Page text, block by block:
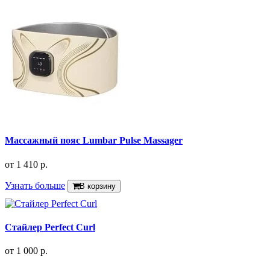
Массажный пояс Lumbar Pulse Massager
от 1 410 р.
Узнать больше В корзину
Стайлер Perfect Curl
от 1 000 р.